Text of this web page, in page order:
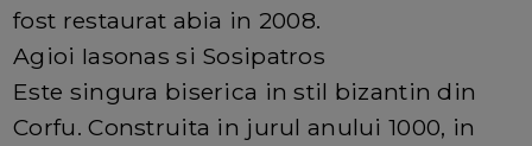
fost restaurat abia in 2008.
Agioi Iasonas si Sosipatros
Este singura biserica in stil bizantin din
Corfu. Construita in jurul anului 1000, in